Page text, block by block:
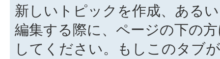
新しいトピックを作成、ある
編集する際に、ページの下の
してください。もしこのタブ